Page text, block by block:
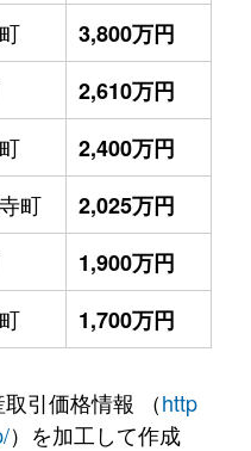
3,800万円
2,610万円
2,400万円
町
2,025万円
1,900万円
1,700万円
引価格情報 （http
）を加工して作成